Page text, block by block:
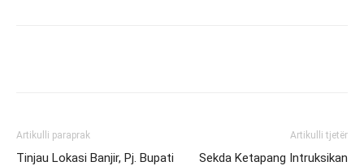
Artikulli paraprak
Tinjau Lokasi Banjir, Pj. Bupati
Artikulli tjetër
Sekda Ketapang Intruksikan